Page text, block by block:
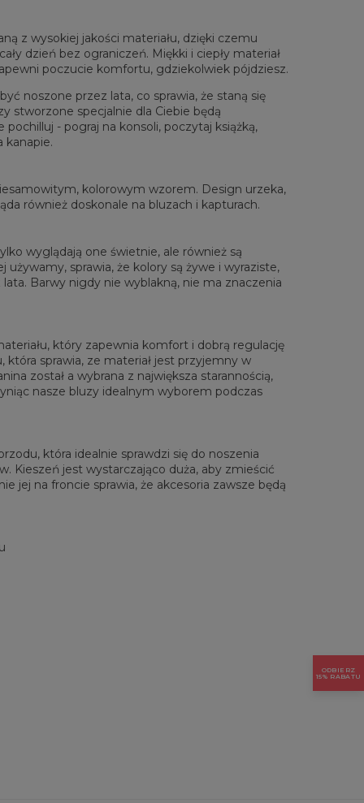
na płasko
klatki piersiowej
48 51 54 57 60 63
rękawów
61 62 63 64 65
z wysokiej jakości materiału, dzięki czemu
dzień bez ograniczeń. Miękki i ciepły materiał
poczucie komfortu, gdziekolwiek pójdziesz.
noszone przez lata, co sprawia, że staną się
stworzone specjalnie dla Ciebie będą
- pograj na konsoli, poczytaj książką,
kanapie.
kolorowym wzorem. Design urzeka,
również doskonale na bluzach i kapturach.
wyglądają one świetnie, ale również są
sprawia, że kolory są żywe i wyraziste,
Barwy nigdy nie wyblakną, nie ma znaczenia
który zapewnia komfort i dobrą regulację
która sprawia, ze materiał jest przyjemny w
został a wybrana z największa starannością,
nasze bluzy idealnym wyborem podczas
która idealnie sprawdzi się do noszenia
Kieszeń jest wystarczająco duża, aby zmieścić
jej na froncie sprawia, że akcesoria zawsze będą
ODBIERZ
15% RABATU